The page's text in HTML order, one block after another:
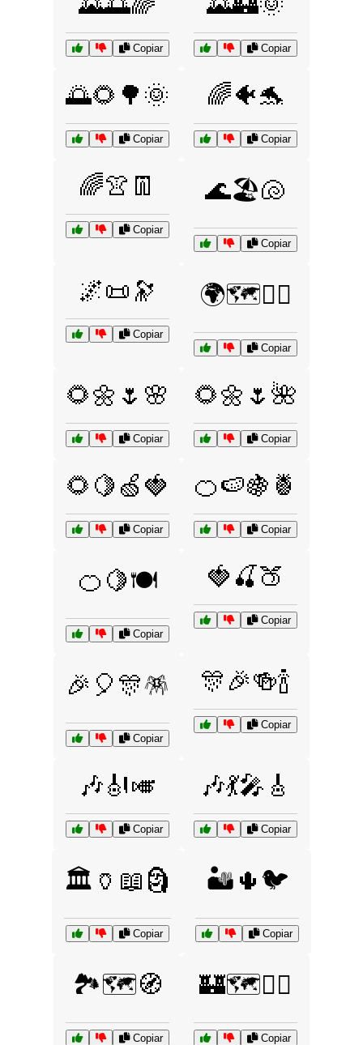
Copiar Copiar
🌅🌻🌳🌞
Copiar
🌈🐠🐬
Copiar
🌈👚👖
Copiar
🌊🏖️🐚
Copiar
🌌📜🔭
Copiar
🌍🗺️🚶‍♂️
Copiar
🌻🌼🌷🌸
Copiar
🌻🌼🌷🌺
Copiar
🌻🍋🍏🍓
Copiar
🍊🍉🍇🍍
Copiar
🍊🍋🍽️
Copiar
🍓🍒🍑
Copiar
🎉🎈🎊🪅
Copiar
🎊🎉🍻🍾
Copiar
🎶🎻🎺
Copiar
🎶💃🎤🎸
Copiar
🏛️🏺📖🗿
Copiar
🏜️🌵🐦
Copiar
🏞️🗺️🧭
Copiar
🏰🗺️🚶‍♀️
Copiar